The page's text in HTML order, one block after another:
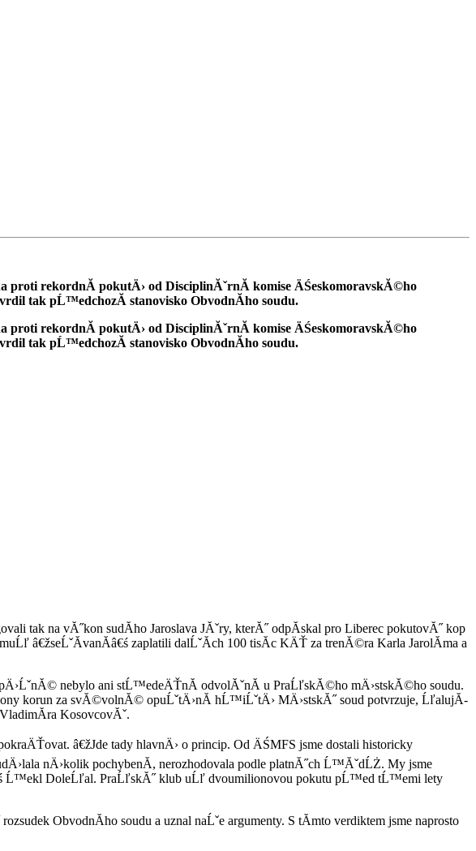
proti rekordnĂ­ pokutÄ› od DisciplinĂˇrnĂ­ komise ÄŚeskomoravskĂ©ho
tak pĹ™edchozĂ­ stanovisko ObvodnĂ­ho soudu.
proti rekordnĂ­ pokutÄ› od DisciplinĂˇrnĂ­ komise ÄŚeskomoravskĂ©ho
tak pĹ™edchozĂ­ stanovisko ObvodnĂ­ho soudu.
tak na vĂ˝kon sudĂ­ho Jaroslava JĂˇry, kterĂ˝ odpĂ­skal pro Liberec pokutovĂ˝ kop
â€žseĹˇĂ­vanĂ­â€ś zaplatili dalĹˇĂ­ch 100 tisĂ­c KÄŤ za trenĂ©ra Karla JarolĂ­ma a
nebylo ani stĹ™edeÄŤnĂ­ odvolĂˇnĂ­ u PraĹľskĂ©ho mÄ›stskĂ©ho soudu.
korun za svĂ©volnĂ© opuĹˇtÄ›nĂ­ hĹ™iĹˇtÄ› MÄ›stskĂ˝ soud potvrzuje, ĹľalujĂ­
KosovcovĂˇ.
â€žJde tady hlavnÄ› o princip. Od ÄŚMFS jsme dostali historicky
nÄ›kolik pochybenĂ­, nerozhodovala podle platnĂ˝ch Ĺ™ĂˇdĹŻ. My jsme
Ĺ™ekl DoleĹľal. PraĹľskĂ˝ klub uĹľ dvoumilionovou pokutu pĹ™ed tĹ™emi lety
ObvodnĂ­ho soudu a uznal naĹˇe argumenty. S tĂ­mto verdiktem jsme naprosto